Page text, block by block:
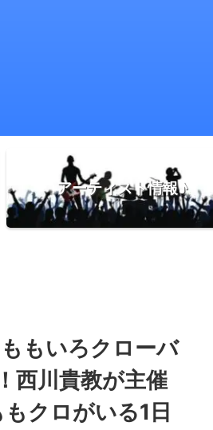
アーティスト情報♪
もいろクローバ
西川貴教が主催
クロがいる1日